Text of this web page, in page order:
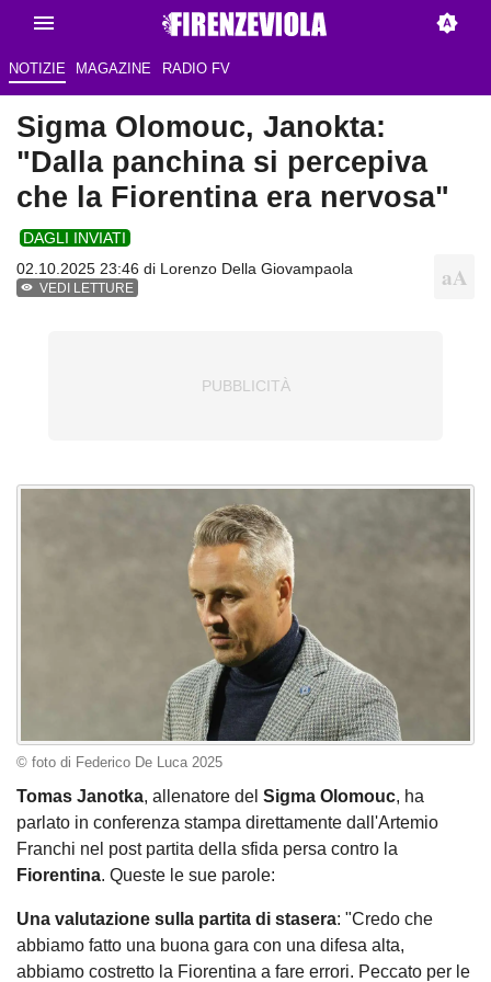
NOTIZIE MAGAZINE RADIO FV
Sigma Olomouc, Janokta:
"Dalla panchina si percepiva
che la Fiorentina era nervosa"
DAGLI INVIATI
02.10.2025 23:46 di Lorenzo Della Giovampaola
VEDI LETTURE
© foto di Federico De Luca 2025
Tomas Janotka, allenatore del Sigma Olomouc, ha
parlato in conferenza stampa direttamente dall'Artemio
Franchi nel post partita della sfida persa contro la
Fiorentina. Queste le sue parole:
Una valutazione sulla partita di stasera: "Credo che
abbiamo fatto una buona gara con una difesa alta,
abbiamo costretto la Fiorentina a fare errori. Peccato per le